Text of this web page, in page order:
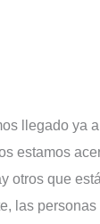
llegado ya
estamos
otros que
las